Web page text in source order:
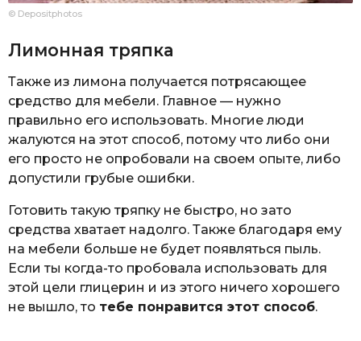
© Depositphotos
Лимонная тряпка
Также из лимона получается потрясающее
средство для мебели. Главное — нужно
правильно его использовать. Многие люди
жалуются на этот способ, потому что либо они
его просто не опробовали на своем опыте, либо
допустили грубые ошибки.
Готовить такую тряпку не быстро, но зато
средства хватает надолго. Также благодаря ему
на мебели больше не будет появляться пыль.
Если ты когда-то пробовала использовать для
этой цели глицерин и из этого ничего хорошего
не вышло, то тебе понравится этот способ.